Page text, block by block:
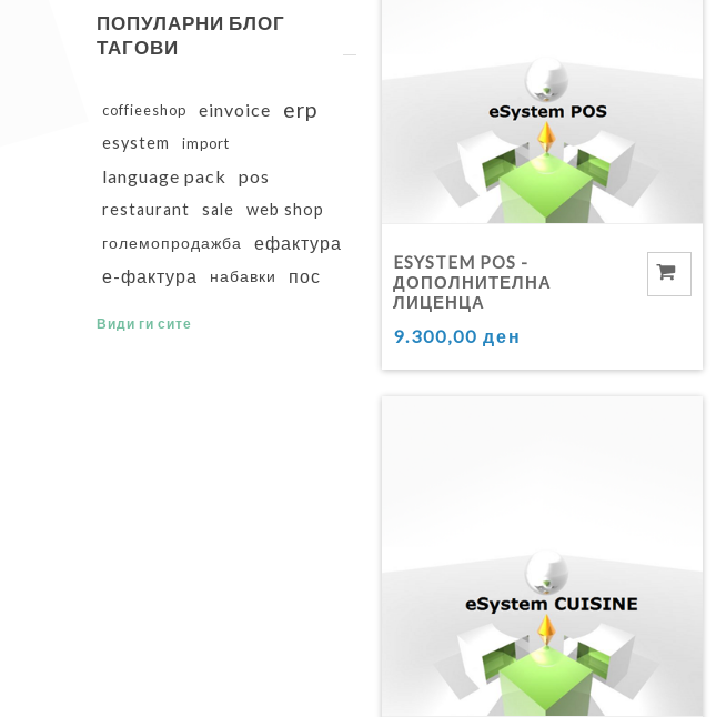
ESYSTEM POS -
ДОПОЛНИТЕЛНА
ЛИЦЕНЦА
9.300,00 ден
ПОПУЛАРНИ БЛОГ
ТАГОВИ
coffieeshop einvoice erp
esystem import
language pack pos
restaurant sale
web shop
големопродажба
ефактура
е-фактура
набавки пос
Види ги сите